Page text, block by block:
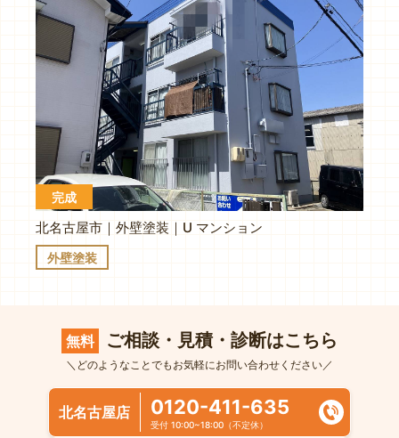
完成
北名古屋市｜外壁塗装｜U マンション
外壁塗装
無料 ご相談・見積・診断はこちら
＼どのようなことでもお気軽にお問い合わせください／
北名古屋店 0120-411-635
受付 10:00~18:00（不定休）